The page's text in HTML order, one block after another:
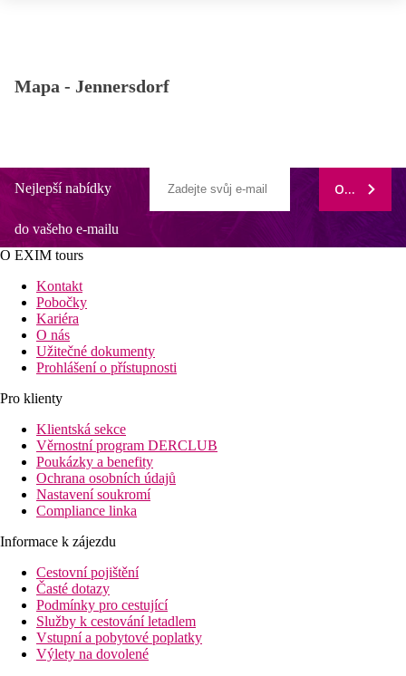
Mapa - Jennersdorf
Nejlepší nabídky
do vašeho e-mailu
ODEBÍRAT
O EXIM tours
Kontakt
Pobočky
Kariéra
O nás
Užitečné dokumenty
Prohlášení o přístupnosti
Pro klienty
Klientská sekce
Věrnostní program DERCLUB
Poukázky a benefity
Ochrana osobních údajů
Nastavení soukromí
Compliance linka
Informace k zájezdu
Cestovní pojištění
Časté dotazy
Podmínky pro cestující
Služby k cestování letadlem
Vstupní a pobytové poplatky
Výlety na dovolené